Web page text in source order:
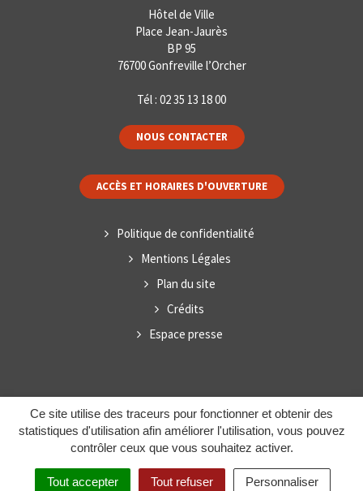
Ce site utilise des traceurs pour fonctionner et obtenir des
statistiques d'utilisation afin améliorer l'utilisation, vous pouvez
contrôler ceux que vous souhaitez activer.
Tout accepter Tout refuser Personnaliser
Hôtel de Ville
Place Jean-Jaurès
BP 95
76700 Gonfreville l’Orcher
Tél : 02 35 13 18 00
NOUS CONTACTER
ACCÈS ET HORAIRES D'OUVERTURE
Politique de confidentialité
Mentions Légales
Plan du site
Crédits
Espace presse